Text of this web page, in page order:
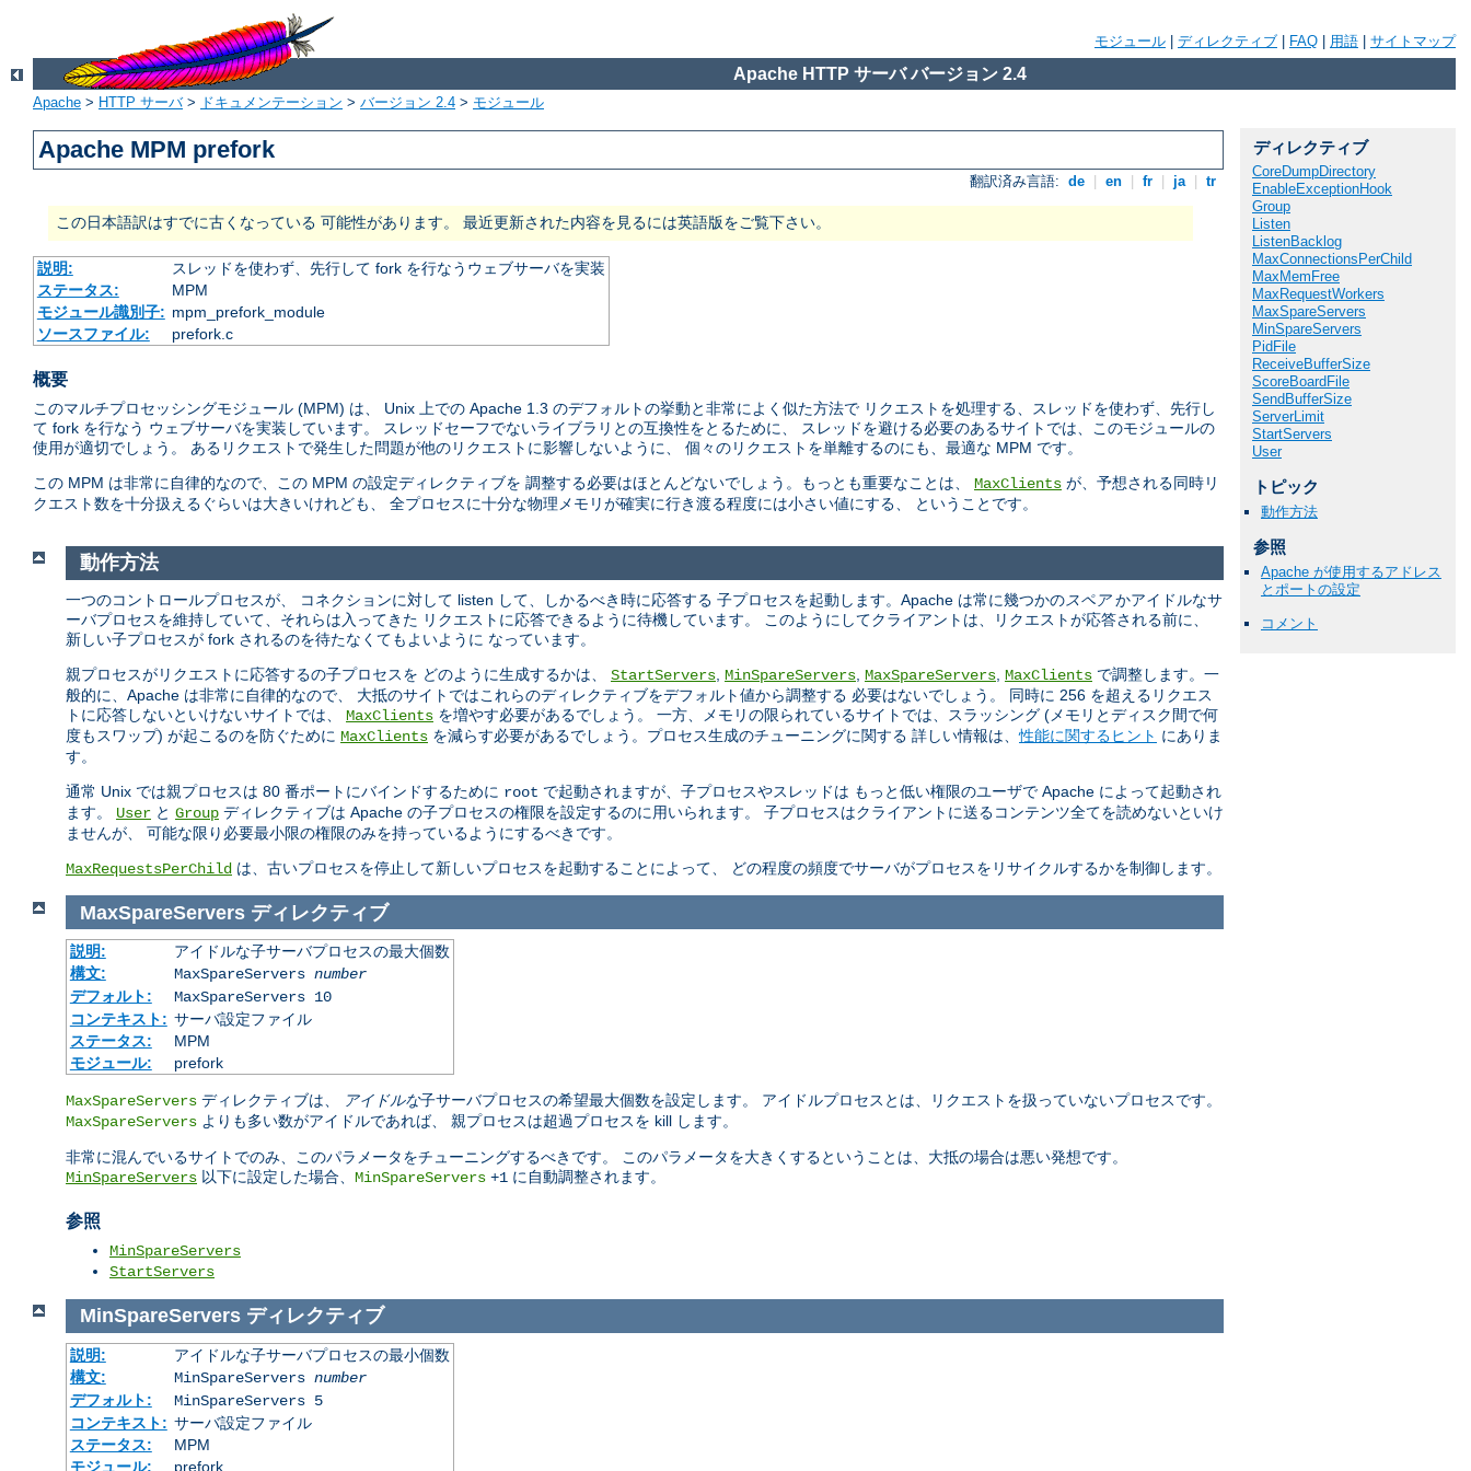
モジュール ディレクティブ FAQ 用語 サイトマップ
Apache HTTP サーバ バージョン 2.4
Apache > HTTP サーバ> ドキュメンテーション > バージョン 2.4 > モジュール
Apache MPM prefork
翻訳済み言語: de en fr ja tr
この日本語訳はすでに古くなっている 可能性があります。 最近更新された内容を見るには英語版をご覧下さい。
説明:
スレッドを使わず、先行して fork を行なうウェブサーバを実装
ステータス:
MPM
モジュール識別子: mpm_prefork_module
ソースファイル:
prefork.c
概要
このマルチプロセッシングモジュール (MPM) は、 Unix 上での Apache 1.3 のデフォルトの挙動と非常によく似た方法で リクエストを処理する、スレッドを使わず、先行し
て fork を行なう ウェブサーバを実装しています。 スレッドセーフでないライブラリとの互換性をとるために、 スレッドを避ける必要のあるサイトでは、このモジュールの
使用が適切でしょう。 あるリクエストで発生した問題が他のリクエストに影響しないように、 個々のリクエストを単離するのにも、最適な MPM です。
この MPM は非常に自律的なので、この MPM の設定ディレクティブを 調整する必要はほとんどないでしょう。もっとも重要なことは、 MaxClients が、予想される同時リ
クエスト数を十分扱えるぐらいは大きいけれども、 全プロセスに十分な物理メモリが確実に行き渡る程度には小さい値にする、 ということです。
ディレクティブ
CoreDumpDirectory
EnableExceptionHook
Group
Listen
ListenBacklog
MaxConnectionsPerChild
MaxMemFree
MaxRequestWorkers
MaxSpareServers
MinSpareServers
PidFile
ReceiveBufferSize
ScoreBoardFile
SendBufferSize
ServerLimit
StartServers
User
トピック
動作方法
参照
Apache が使用するアドレス
とポートの設定
コメント
動作方法
一つのコントロールプロセスが、 コネクションに対して listen して、しかるべき時に応答する 子プロセスを起動します。Apache は常に幾つかのスペアかアイドルなサ
ーバプロセスを維持していて、それらは入ってきた リクエストに応答できるように待機しています。 このようにしてクライアントは、リクエストが応答される前に、
新しい子プロセスが fork されるのを待たなくてもよいように なっています。
親プロセスがリクエストに応答するの子プロセスを どのように生成するかは、 StartServers MinSpareServers MaxSpareServers MaxClients で調整します。一
般的に、Apache は非常に自律的なので、 大抵のサイトではこれらのディレクティブをデフォルト値から調整する 必要はないでしょう。 同時に 256 を超えるリクエス
トに応答しないといけないサイトでは、 MaxClients を増やす必要があるでしょう。 一方、メモリの限られているサイトでは、スラッシング (メモリとディスク間で何
度もスワップ) が起こるのを防ぐために MaxClients を減らす必要があるでしょう。プロセス生成のチューニングに関する 詳しい情報は、性能に関するヒント にありま
す。
通常 Unix では親プロセスは 80 番ポートにバインドするために root で起動されますが、子プロセスやスレッドは もっと低い権限のユーザで Apache によって起動され
ます。 User と Group ディレクティブは Apache の子プロセスの権限を設定するのに用いられます。 子プロセスはクライアントに送るコンテンツ全てを読めないといけ
ませんが、 可能な限り必要最小限の権限のみを持っているようにするべきです。
MaxRequestsPerChild は、古いプロセスを停止して新しいプロセスを起動することによって、 どの程度の頻度でサーバがプロセスをリサイクルするかを制御します。
MaxSpareServers ディレクティブ
説明:
アイドルな子サーバプロセスの最大個数
構文:
MaxSpareServers number
デフォルト:
MaxSpareServers 10
コンテキスト: サーバ設定ファイル
ステータス:
MPM
モジュール:
prefork
MaxSpareServers ディレクティブは、 アイドルな子サーバプロセスの希望最大個数を設定します。 アイドルプロセスとは、リクエストを扱っていないプロセスです。
MaxSpareServers よりも多い数がアイドルであれば、 親プロセスは超過プロセスを kill します。
非常に混んでいるサイトでのみ、このパラメータをチューニングするべきです。 このパラメータを大きくするということは、大抵の場合は悪い発想です。
MinSpareServers 以下に設定した場合、 MinSpareServers +1 に自動調整されます。
参照
MinSpareServers
StartServers
MinSpareServers ディレクティブ
説明:
アイドルな子サーバプロセスの最小個数
構文:
MinSpareServers number
デフォルト:
MinSpareServers 5
コンテキスト: サーバ設定ファイル
ステータス:
MPM
モジュール:
prefork